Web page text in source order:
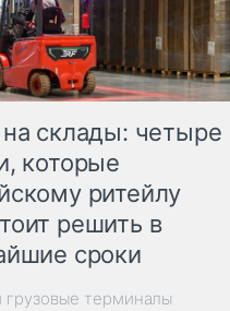
склады: четыре
которые
ритейлу
решить в
сроки
грузовые терминалы